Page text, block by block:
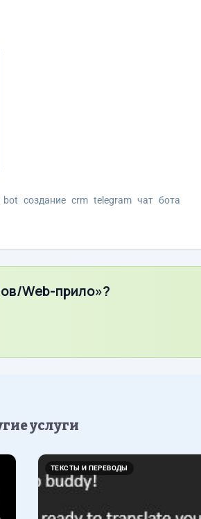
bot создание crm telegram чат бота
Web-прило»?
услуги
ТЕКСТЫ И ПЕРЕВОДЫ